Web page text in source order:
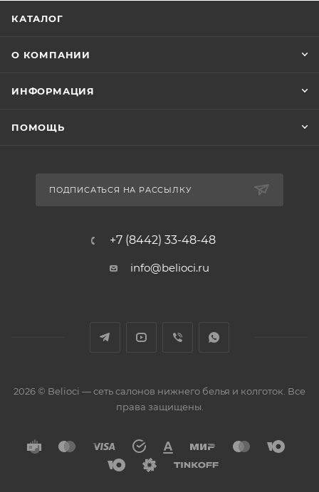
КАТАЛОГ
О КОМПАНИИ
ИНФОРМАЦИЯ
ПОМОЩЬ
ПОДПИСАТЬСЯ НА РАССЫЛКУ
+7 (8442) 33-48-48
info@belioci.ru
2026 © Belioci — сеть салонов нижнего белья и колготок. Все
права защищены.